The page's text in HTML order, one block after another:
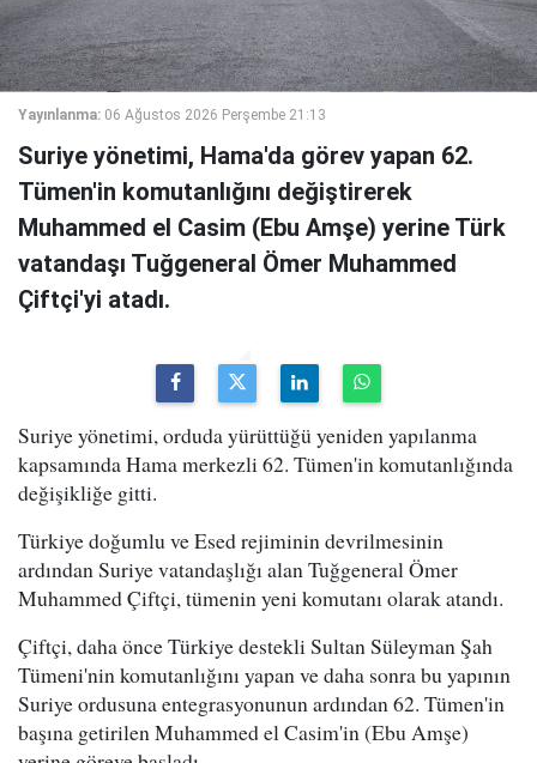
Yayınlanma: 06 Ağustos 2026 Perşembe 21:13
Suriye yönetimi, Hama'da görev yapan 62.
Tümen'in komutanlığını değiştirerek
Muhammed el Casim (Ebu Amşe) yerine Türk
vatandaşı Tuğgeneral Ömer Muhammed
Çiftçi'yi atadı.
Suriye yönetimi, orduda yürüttüğü yeniden yapılanma
kapsamında Hama merkezli 62. Tümen'in komutanlığında
değişikliğe gitti.
Türkiye doğumlu ve Esed rejiminin devrilmesinin
ardından Suriye vatandaşlığı alan Tuğgeneral Ömer
Muhammed Çiftçi, tümenin yeni komutanı olarak atandı.
Çiftçi, daha önce Türkiye destekli Sultan Süleyman Şah
Tümeni'nin komutanlığını yapan ve daha sonra bu yapının
Suriye ordusuna entegrasyonunun ardından 62. Tümen'in
başına getirilen Muhammed el Casim'in (Ebu Amşe)